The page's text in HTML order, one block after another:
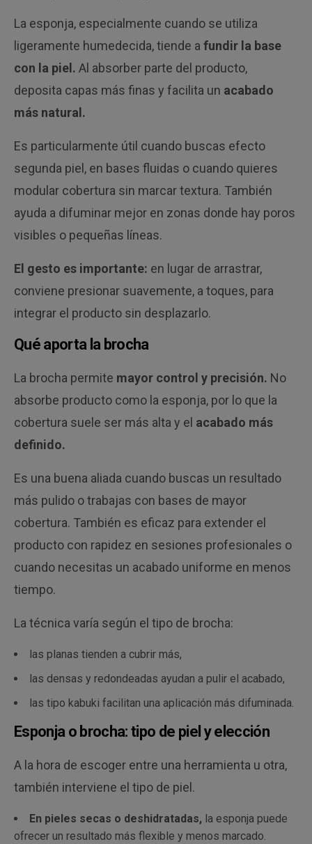
La esponja, especialmente cuando se utiliza
ligeramente humedecida, tiende afundir la base
con la piel. Al absorber parte del producto,
deposita capas más finas y facilita un acabado
más natural.
Es particularmente útil cuando buscas efecto
segunda piel, en bases fluidas o cuando quieres
modular cobertura sin marcar textura. También
ayuda a difuminar mejor en zonas donde hay poros
visibles o pequeñas líneas.
El gesto es importante: en lugar de arrastrar,
conviene presionar suavemente, a toques, para
integrar el producto sin desplazarlo.
Qué aporta la brocha
La brocha permite mayor control y precisión. No
absorbe producto como la esponja, por lo que la
cobertura suele ser más alta y el acabado más
definido.
Es una buena aliada cuando buscas un resultado
más pulido o trabajas con bases de mayor
cobertura. También es eficaz para extender el
producto con rapidez en sesiones profesionales o
cuando necesitas un acabado uniforme en menos
tiempo.
La técnica varía según el tipo de brocha:
las planas tienden a cubrir más,
las densas y redondeadas ayudan a pulir el acabado,
las tipo kabuki facilitan una aplicación más difuminada.
Esponja o brocha: tipo de piel y elección
A la hora de escoger entre una herramienta u otra,
también interviene el tipo de piel.
En pieles secas o deshidratadas, la esponja puede
ofrecer un resultado más flexible y menos marcado.